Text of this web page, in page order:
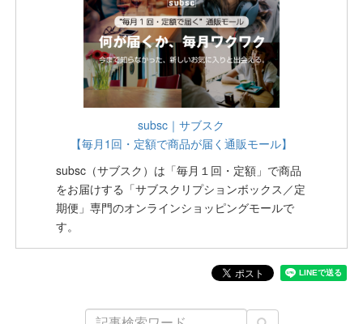
subsc｜サブスク
【毎月1回・定額で商品が届く通販モール】
subsc（サブスク）は「毎月１回・定額」で商品
をお届けする「サブスクリプションボックス／定
期便」専門のオンラインショッピングモールで
す。